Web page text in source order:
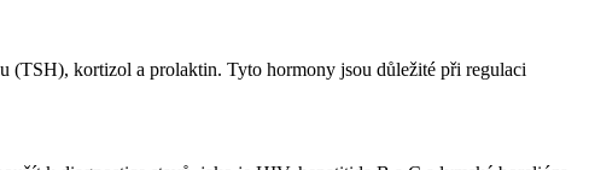
(TSH), kortizol a prolaktin. Tyto hormony jsou důležité při regulaci